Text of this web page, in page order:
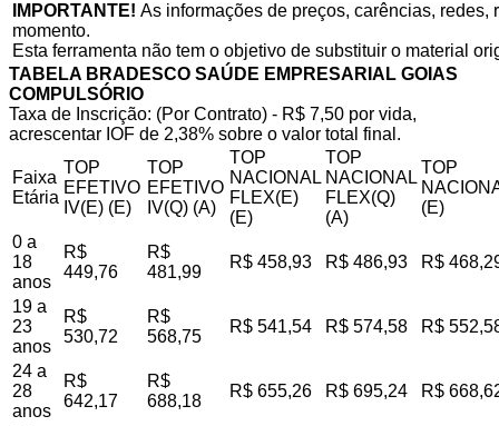
IMPORTANTE! As informações de preços, carências,
momento.
Esta ferramenta não tem o objetivo de substituir o material
TABELA BRADESCO SAÚDE EMPRESARIAL GOIAS
COMPULSÓRIO
Taxa de Inscrição: (Por Contrato) - R$ 7,50 por vida,
acrescentar IOF de 2,38% sobre o valor total final.
Faixa
Etária
TOP
EFETIVO
IV(E) (E)
TOP
EFETIVO
IV(Q) (A)
TOP
NACIONAL
FLEX(E)
(E)
TOP
NACIONAL
FLEX(Q)
(A)
TOP
(E)
0 a
18
anos
R$
449,76
R$
481,99
R$ 458,93 R$ 486,93 R$
19 a
23
anos
R$
530,72
R$
568,75
R$ 541,54 R$ 574,58 R$
24 a
28
anos
R$
642,17
R$
688,18
R$ 655,26 R$ 695,24 R$